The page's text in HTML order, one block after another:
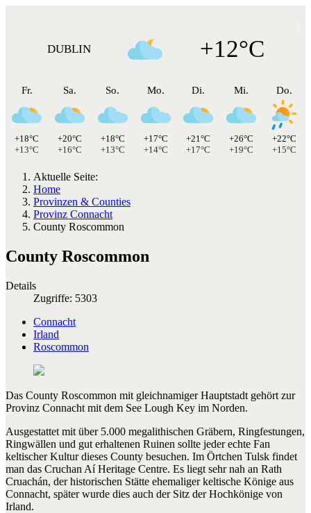
DUBLIN +12°C
Fr.
+18°C
+13°C
Sa.
+20°C
+16°C
So.
+18°C
+13°C
Mo.
+17°C
+14°C
Di.
+21°C
+17°C
Mi.
+26°C
+19°C
Do.
+22°C
+15°C
Aktuelle Seite:
Home
Provinzen & Counties
Provinz Connacht
County Roscommon
County Roscommon
Details
Zugriffe: 5303
Connacht
Irland
Roscommon
Das County Roscommon mit gleichnamiger Hauptstadt gehört zur
Provinz Connacht mit dem See Lough Key im Norden.
Ausgestattet mit über 5.000 megalithischen Gräbern, Ringfestungen,
Ringwällen und gut erhaltenen Ruinen sollte jeder echte Fan
keltischer Kultur dieses County besuchen. Im Örtchen Tulsk findet
man das Cruchan Aí Heritage Centre. Es liegt sehr nah an Rath
Cruachán, der historischen Stätte ehemaliger keltische Könige aus
Connacht, später wurde dies auch der Sitz der Hochkönige von
Irland.